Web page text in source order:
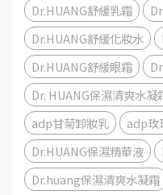
Dr.HUANG舒緩乳霜
Dr.HUANG舒緩化妝水
Dr.HUANG舒緩眼霜
Dr. HUANG保濕清爽水凝
adp甘菊卸妝乳
adp玫
Dr.HUANG保濕精華液
Dr.huang保濕清爽水凝霜